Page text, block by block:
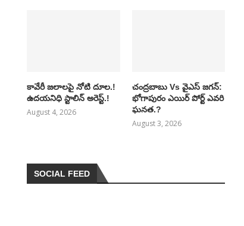
కావేరీ జలాలపై నోటి దూల.!
ఉదయనిధి స్టాలిన్ అరెస్ట్.!
August 4, 2026
చంద్రబాబు Vs వైఎస్ జగన్:
భోగాపురం ఎయిర్ పోర్ట్ ఎవరి
ఘనత.?
August 3, 2026
SOCIAL FEED